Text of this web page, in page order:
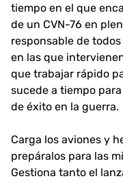
tiempo en el que
de un CVN-76 en
responsable de
en las que
que trabajar rápido
sucede a tiempo
de éxito en la guerra.
Carga los aviones y
prepáralos para las
Gestiona tanto el